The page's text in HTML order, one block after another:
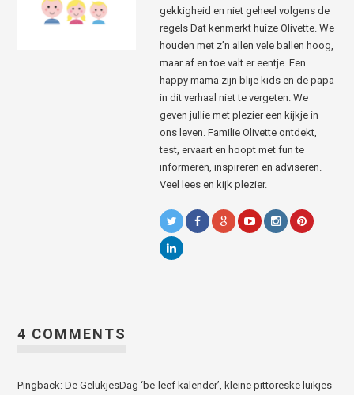
gekkigheid en niet geheel volgens de
regels Dat kenmerkt huize Olivette. We
houden met z’n allen vele ballen hoog,
maar af en toe valt er eentje. Een
happy mama zijn blije kids en de papa
in dit verhaal niet te vergeten. We
geven jullie met plezier een kijkje in
ons leven. Familie Olivette ontdekt,
test, ervaart en hoopt met fun te
informeren, inspireren en adviseren.
Veel lees en kijk plezier.
4 COMMENTS
Pingback: De GelukjesDag ‘be-leef kalender’, kleine pittoreske luikjes